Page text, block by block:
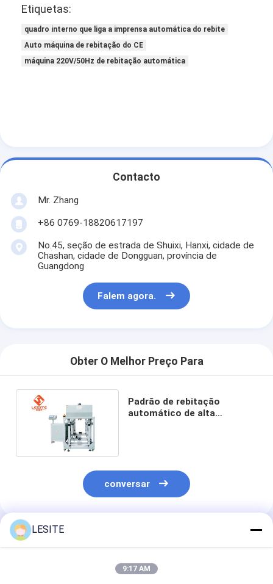
Sobre nós
Notícias
Máquina da fabricação do filtro de ar
Filtro do bolso que faz a máquina
Filtros de Hepa do condicionamento de ar
filtros do purificador do ar
Filtro de saco de alumínio
Filtro de saco da poeira
máquina de costura ultrassônica
Etiquetas:
quadro interno que liga a imprensa automática do rebite
Auto máquina de rebitação do CE
máquina 220V/50Hz de rebitação automática
Contacto
Mr. Zhang
+86 0769-18820617197
No.45, seção de estrada de Shuixi, Hanxi, cidade de
Chashan, cidade de Dongguan, província de
Guangdong
Falem agora.
Obter O Melhor Preço Para
Padrão de rebitação
automático de alta
conversar
Produtos Recomendados
LESITE
9:17 AM